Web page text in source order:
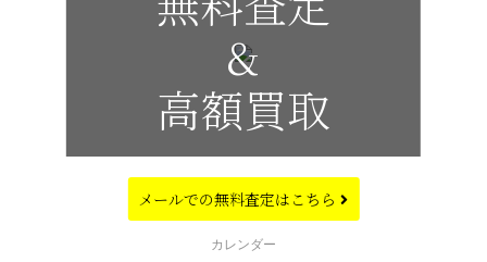
&
高額買取
メールでの無料査定はこちら
CALENDAR
カレンダー